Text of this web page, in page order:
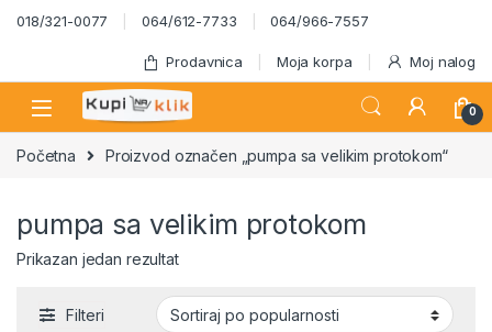
Skip to navigation
Skip to content
018/321-0077 064/612-7733 064/966-7557
Prodavnica Moja korpa Moj nalog
0
Početna Proizvod označen „pumpa sa velikim protokom“
pumpa sa velikim protokom
Prikazan jedan rezultat
Filteri